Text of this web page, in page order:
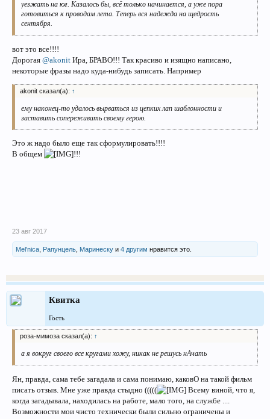
уезжать на юг. Казалось бы, всё только начинается, а уже пора
готовиться к проводам лета. Теперь вся надежда на щедрость
сентября.
вот это все!!!!
Дорогая @akonit Ира, БРАВО!!! Так красиво и изящно написано,
некоторые фразы надо куда-нибудь записать. Например
akonit сказал(а): ↑
ему наконец-то удалось вырваться из цепких лап шаблонности и
заставить сопереживать своему герою.
Это ж надо было еще так сформулировать!!!!
В общем
!!!
23 авг 2017
Mel'nica Рапунцель Маринеску и 4 другим нравится это.
Квитка
Гость
роза-мимоза сказал(а): ↑
а я вокруг своего все кругами хожу, никак не решусь нАчать
Ян, правда, сама тебе загадала и сама понимаю, каковО на такой фильм
писать отзыв. Мне уже правда стыдно (((((
Всему виной, что я,
когда загадывала, находилась на работе, мало того, на службе ....
Возможности мои чисто технически были сильно ограничены и